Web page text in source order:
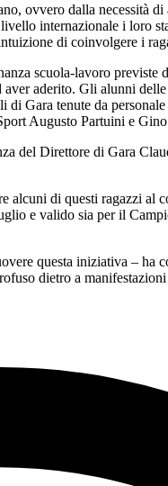
ovvero dalla necessità
internazionale i loro
di coinvolgere i
scuola-lavoro
aderito. Gli alunni
Gara tenute da
Augusto Partuini e
del Direttore di Gara
di questi ragazzi al
e valido sia per il
questa iniziativa – ha
dietro a